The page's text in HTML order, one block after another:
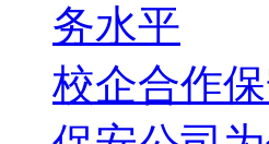
务水平
校企合作